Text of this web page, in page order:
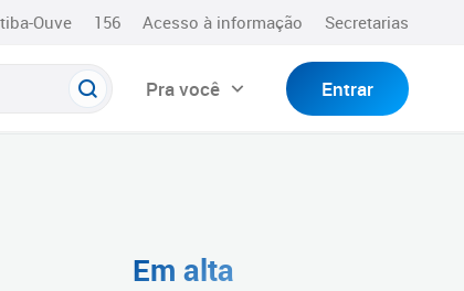
Ouve 156 Acesso à informação Secretarias
Pra você Entrar
Em alta